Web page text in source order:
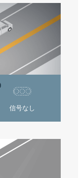
信号なし